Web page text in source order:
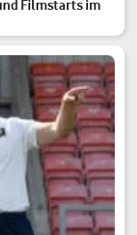
Filmstarts im